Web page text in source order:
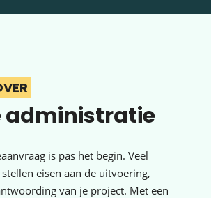
administratie
is pas het begin. Veel
eisen aan de uitvoering,
van je project. Met een